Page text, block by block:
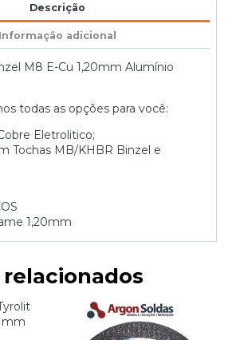
Descrição
Informação adicional
M8 E-Cu 1,20mm Alumínio
todas as opções para você:
Eletrolitico;
Tochas MB/KHBR Binzel e
1,20mm